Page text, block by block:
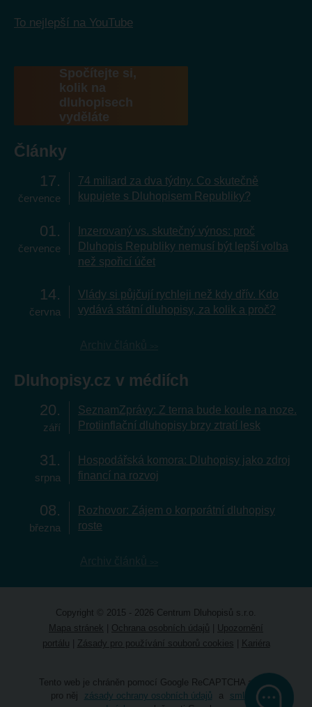
To nejlepší na YouTube
Spočítejte si,
kolik na
dluhopisech
vyděláte
Články
17
července
74 miliard za dva týdny. Co skutečně
kupujete s Dluhopisem Republiky?
01
července
Inzerovaný vs. skutečný výnos: proč
Dluhopis Republiky nemusí být lepší volba
než spořicí účet
14
června
Vlády si půjčují rychleji než kdy dřív. Kdo
vydává státní dluhopisy, za kolik a proč?
Dluhopisy.cz v médiích
20
září
SeznamZprávy: Z terna bude koule na noze.
Protiinflační dluhopisy brzy ztratí lesk
31
srpna
Hospodářská komora: Dluhopisy jako zdroj
financí na rozvoj
08
března
Rozhovor: Zájem o korporátní dluhopisy
roste
Copyright © 2015 - 2026 Centrum Dluhopisů s.r.o.
Mapa stránek
Ochrana osobních údajů
Upozornění
portálu
Zásady pro používání souborů cookies Kariéra
Tento web je chráněn pomocí Google ReCAPTCHA a platí
pro něj
zásady ochrany osobních údajů a
smluvní